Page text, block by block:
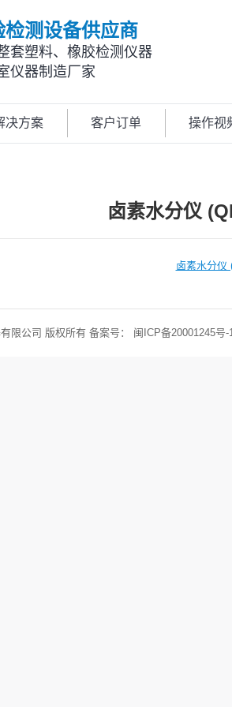
检测设备供应商
套塑料、橡胶检测仪器
仪器制造厂家
决方案 客户订单 操作视
卤素水分仪
卤素水分仪
限公司 版权所有 备案号： 闽ICP备20001245号-